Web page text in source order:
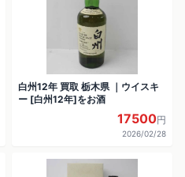
白州12年 買取 栃木県 ｜ウイスキ
ー [白州12年]をお酒
17500円
2026/02/28